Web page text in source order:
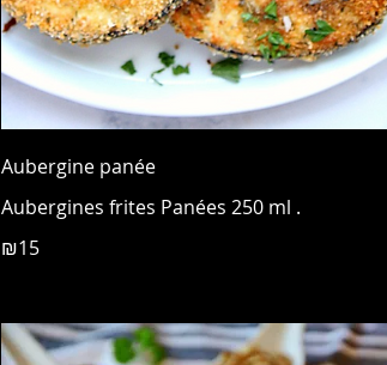
Aubergine panée
₪15